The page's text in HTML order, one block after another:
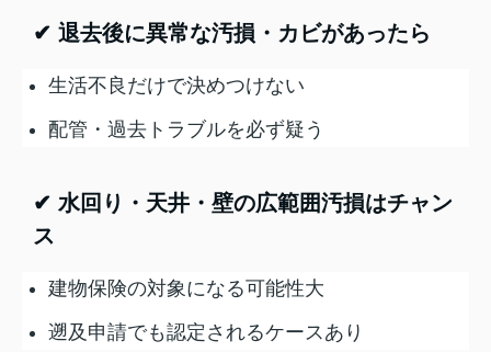
✔ 退去後に異常な汚損・カビがあったら
生活不良だけで決めつけない
配管・過去トラブルを必ず疑う
✔ 水回り・天井・壁の広範囲汚損はチャン
ス
建物保険の対象になる可能性大
遡及申請でも認定されるケースあり